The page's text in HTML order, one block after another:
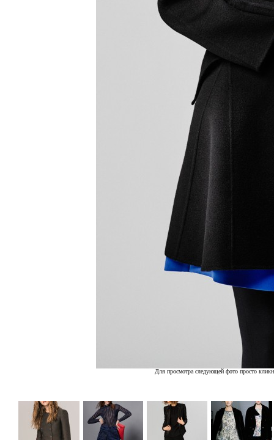
Для просмотра следующей фото просто